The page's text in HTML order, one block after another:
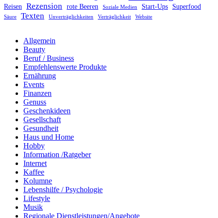
Reisen Rezension rote Beeren Soziale Medien Start-Ups Superfood
Säure Texten Unverträglichkeiten Verträglichkeit Website
Allgemein
Beauty
Beruf / Business
Empfehlenswerte Produkte
Ernährung
Events
Finanzen
Genuss
Geschenkideen
Gesellschaft
Gesundheit
Haus und Home
Hobby
Information /Ratgeber
Internet
Kaffee
Kolumne
Lebenshilfe / Psychologie
Lifestyle
Musik
Regionale Dienstleistungen/Angebote